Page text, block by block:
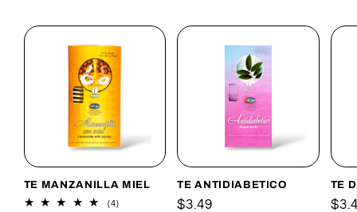
TE MANZANILLA MIEL
(4)4
TE ANTIDIABETICO
Precio
$3.49
TE